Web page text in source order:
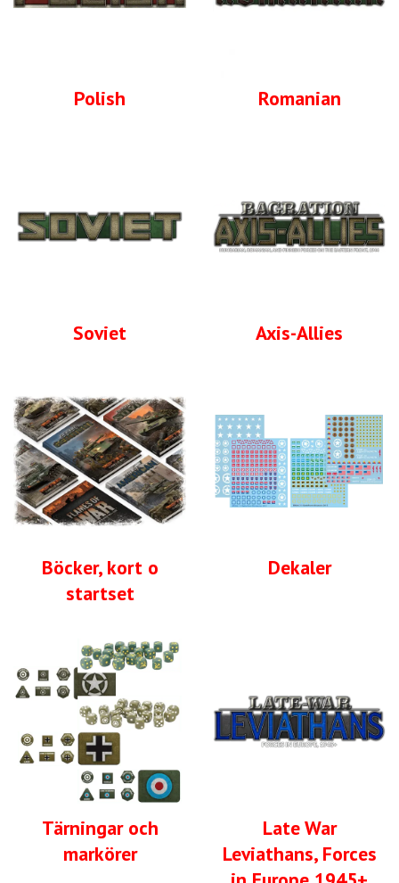
Polish Romanian
Soviet Axis-Allies
Böcker, kort o
startset
Dekaler
Tärningar och
markörer
Late War
Leviathans, Forces